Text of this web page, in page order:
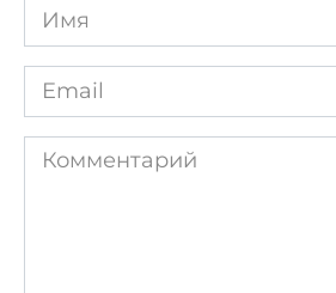
Имя
*
Email
*
Комментарий